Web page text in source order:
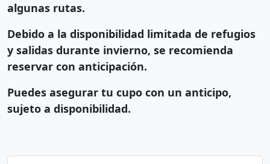
algunas rutas.
Debido a la disponibilidad limitada de refugios
y salidas durante invierno, se recomienda
reservar con anticipación.
Puedes asegurar tu cupo con un anticipo,
sujeto a disponibilidad.